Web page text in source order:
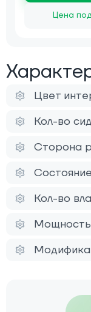
Цена
Цвет
Кол-во
Сторона
Кол-во